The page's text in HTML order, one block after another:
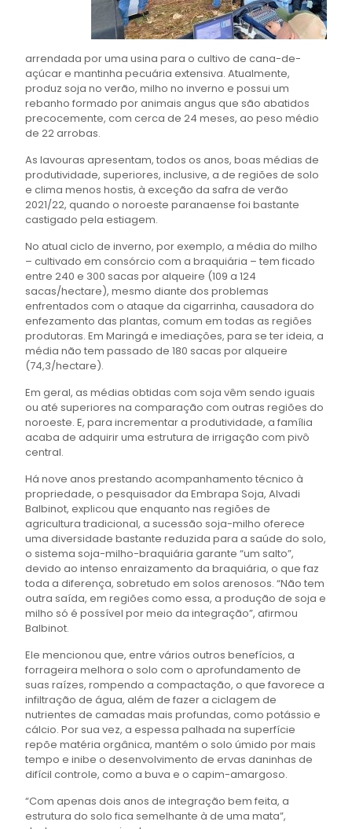
arrendada por uma usina para o cultivo de cana-de-
açúcar e mantinha pecuária extensiva. Atualmente,
produz soja no verão, milho no inverno e possui um
rebanho formado por animais angus que são abatidos
precocemente, com cerca de 24 meses, ao peso médio
de 22 arrobas.
As lavouras apresentam, todos os anos, boas médias de
produtividade, superiores, inclusive, a de regiões de solo
e clima menos hostis, à exceção da safra de verão
2021/22, quando o noroeste paranaense foi bastante
castigado pela estiagem.
No atual ciclo de inverno, por exemplo, a média do milho
– cultivado em consórcio com a braquiária – tem ficado
entre 240 e 300 sacas por alqueire (109 a 124
sacas/hectare), mesmo diante dos problemas
enfrentados com o ataque da cigarrinha, causadora do
enfezamento das plantas, comum em todas as regiões
produtoras. Em Maringá e imediações, para se ter ideia, a
média não tem passado de 180 sacas por alqueire
(74,3/hectare).
Em geral, as médias obtidas com soja vêm sendo iguais
ou até superiores na comparação com outras regiões do
noroeste. E, para incrementar a produtividade, a família
acaba de adquirir uma estrutura de irrigação com pivô
central.
Há nove anos prestando acompanhamento técnico à
propriedade, o pesquisador da Embrapa Soja, Alvadi
Balbinot, explicou que enquanto nas regiões de
agricultura tradicional, a sucessão soja-milho oferece
uma diversidade bastante reduzida para a saúde do solo,
o sistema soja-milho-braquiária garante “um salto”,
devido ao intenso enraizamento da braquiária, o que faz
toda a diferença, sobretudo em solos arenosos. “Não tem
outra saída, em regiões como essa, a produção de soja e
milho só é possível por meio da integração”, afirmou
Balbinot.
Ele mencionou que, entre vários outros benefícios, a
forrageira melhora o solo com o aprofundamento de
suas raízes, rompendo a compactação, o que favorece a
infiltração de água, além de fazer a ciclagem de
nutrientes de camadas mais profundas, como potássio e
cálcio. Por sua vez, a espessa palhada na superfície
repõe matéria orgânica, mantém o solo úmido por mais
tempo e inibe o desenvolvimento de ervas daninhas de
difícil controle, como a buva e o capim-amargoso.
“Com apenas dois anos de integração bem feita, a
estrutura do solo fica semelhante à de uma mata”,